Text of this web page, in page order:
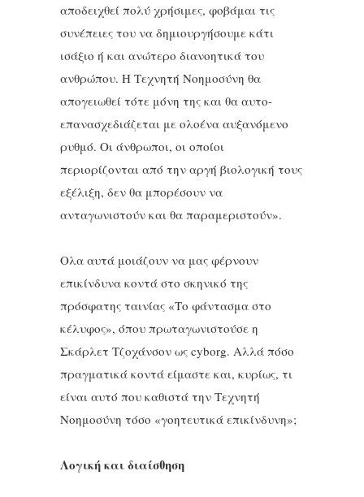
αποδειχθεί πολύ χρήσιμες, φοβάμαι τις
συνέπειες του να δημιουργήσουμε κάτι
ισάξιο ή και ανώτερο διανοητικά του
ανθρώπου. Η Τεχνητή Νοημοσύνη θα
απογειωθεί τότε μόνη της και θα αυτο-
επανασχεδιάζεται με ολοένα αυξανόμενο
ρυθμό. Οι άνθρωποι, οι οποίοι
περιορίζονται από την αργή βιολογική τους
εξέλιξη, δεν θα μπορέσουν να
ανταγωνιστούν και θα παραμεριστούν».
Ολα αυτά μοιάζουν να μας φέρνουν
επικίνδυνα κοντά στο σκηνικό της
πρόσφατης ταινίας «Το φάντασμα στο
κέλυφος», όπου πρωταγωνιστούσε η
Σκάρλετ Τζοχάνσον ως cyborg. Αλλά πόσο
πραγματικά κοντά είμαστε και, κυρίως, τι
είναι αυτό που καθιστά την Τεχνητή
Νοημοσύνη τόσο «γοητευτικά επικίνδυνη»;
Λογική και διαίσθηση